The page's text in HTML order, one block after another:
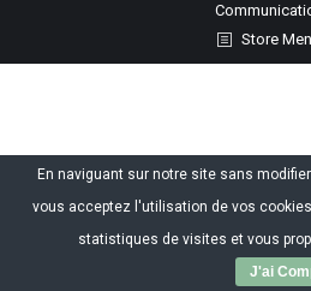
Store
En naviguant sur notre site sans
vous acceptez l'utilisation de vos
statistiques de visites et vous
J'ai